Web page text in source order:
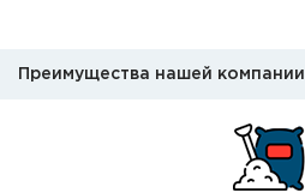
Преимущества нашей компании